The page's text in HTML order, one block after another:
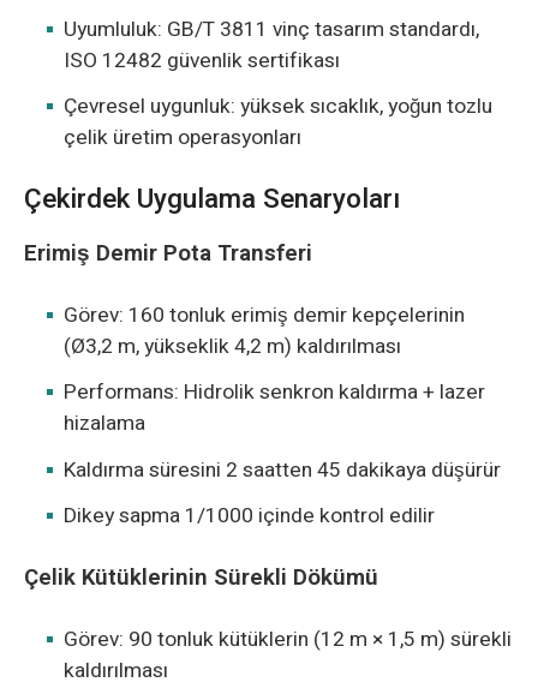
Uyumluluk: GB/T 3811 vinç tasarım standardı,
ISO 12482 güvenlik sertifikası
Çevresel uygunluk: yüksek sıcaklık, yoğun tozlu
çelik üretim operasyonları
Çekirdek Uygulama Senaryoları
Erimiş Demir Pota Transferi
Görev: 160 tonluk erimiş demir kepçelerinin
(Ø3,2 m, yükseklik 4,2 m) kaldırılması
Performans: Hidrolik senkron kaldırma + lazer
hizalama
Kaldırma süresini 2 saatten 45 dakikaya düşürür
Dikey sapma 1/1000 içinde kontrol edilir
Çelik Kütüklerinin Sürekli Dökümü
Görev: 90 tonluk kütüklerin (12 m × 1,5 m) sürekli
kaldırılması